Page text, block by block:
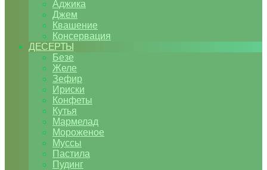
Аджика
Джем
Квашение
Консервация
ДЕСЕРТЫ
Безе
Желе
Зефир
Ириски
Конфеты
Кутья
Мармелад
Мороженое
Муссы
Пастила
Пудинг